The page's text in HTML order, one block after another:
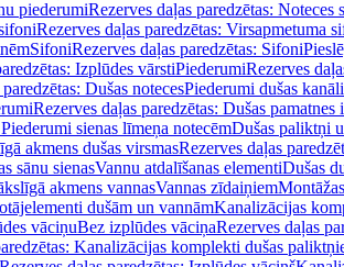
piederumiRezerves daļas paredzētas: Noteces
Rezerves daļas paredzētas: Virsapmetuma
SifoniRezerves daļas paredzētas: Sifoni
Izplūdes vārstiPiederumiRezerves
Dušas notecesPiederumi dušas
Rezerves daļas paredzētas: Dušas
sienas līmeņa notecēmDušas paliktņi
akmens dušas virsmasRezerves daļas
sānu sienasVannu atdalīšanas elementiDušas
akmens vannasVannas zīdaiņiem
dušām un vannāmKanalizācijas
vāciņuBez izplūdes vāciņaRezerves daļas
Kanalizācijas komplekti dušas